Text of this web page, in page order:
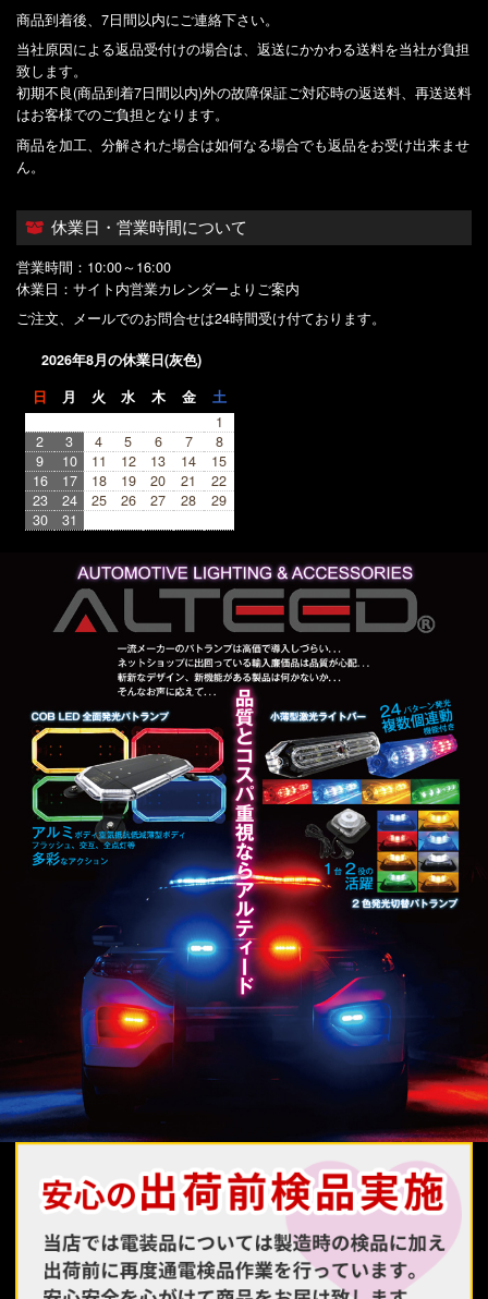
商品到着後、7日間以内にご連絡下さい。
当社原因による返品受付けの場合は、返送にかかわる送料を当社が負担
致します。
初期不良(商品到着7日間以内)外の故障保証ご対応時の返送料、再送送料
はお客様でのご負担となります。
商品を加工、分解された場合は如何なる場合でも返品をお受け出来ませ
ん。
休業日・営業時間について
営業時間：10:00～16:00
休業日：サイト内営業カレンダーよりご案内
ご注文、メールでのお問合せは24時間受け付ております。
2026年8月の休業日(灰色)
日 月 火 水 木 金 土
1
2
3 4 5 6 7
8
9
10 11 12 13 14
15
16
17 18 19 20 21
22
23
24 25 26 27 28
29
30
31